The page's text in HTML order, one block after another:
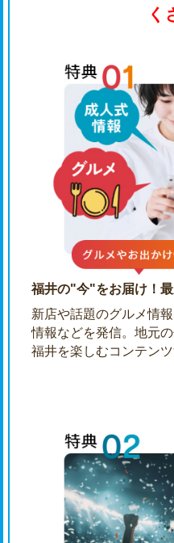
く
福井の"今"をお届け！最
新店や話題のグルメ情
情報などを発信。地元
福井を楽しむコンテンツ